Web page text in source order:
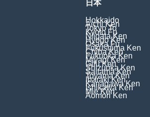
日本
Hokkaido
Aichi Ken
Tokyo To
Kyoto Fu
Niigata Ken
Hyogo Ken
Osaka Fu
Fukushima Ken
Chiba Ken
Fukuoka Ken
Miyagi Ken
Gifu Ken
Shizuoka Ken
Saitama Ken
Toyama Ken
Ibaraki Ken
Kanagawa Ken
Ishikawa Ken
Mie Ken
Aomori Ken